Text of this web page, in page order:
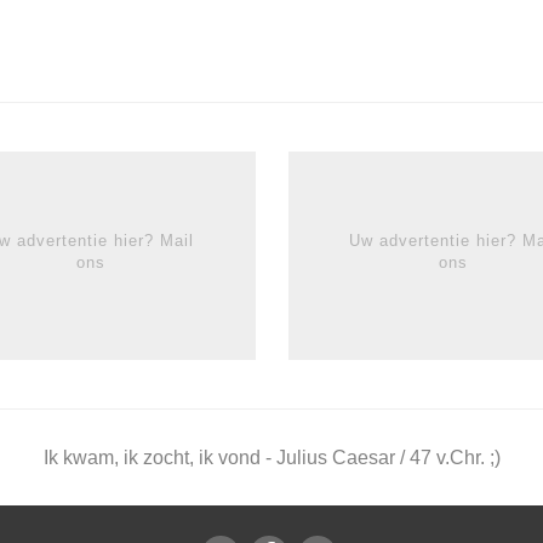
advertentie hier? Mail
ons
Uw advertentie hier?
ons
Ik kwam, ik zocht, ik vond - Julius Caesar / 47 v.Chr. ;)